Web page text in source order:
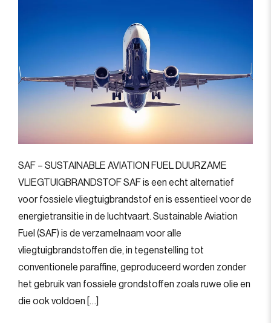
SAF – SUSTAINABLE AVIATION FUEL DUURZAME
VLIEGTUIGBRANDSTOF SAF is een echt alternatief
voor fossiele vliegtuigbrandstof en is essentieel voor de
energietransitie in de luchtvaart. Sustainable Aviation
Fuel (SAF) is de verzamelnaam voor alle
vliegtuigbrandstoffen die, in tegenstelling tot
conventionele paraffine, geproduceerd worden zonder
het gebruik van fossiele grondstoffen zoals ruwe olie en
die ook voldoen […]